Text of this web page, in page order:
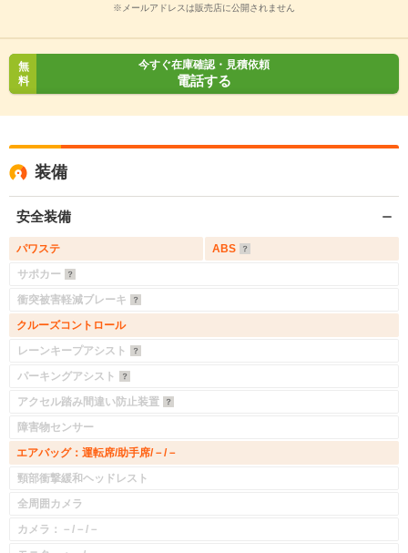
※メールアドレスは販売店に公開されません
無
料
今すぐ在庫確認・見積依頼
電話する
装備
安全装備
パワステ
ABS
サポカー
衝突被害軽減ブレーキ
クルーズコントロール
レーンキープアシスト
パーキングアシスト
アクセル踏み間違い防止装置
障害物センサー
エアバッグ：運転席/助手席/－/－
頸部衝撃緩和ヘッドレスト
全周囲カメラ
カメラ：－/－/－